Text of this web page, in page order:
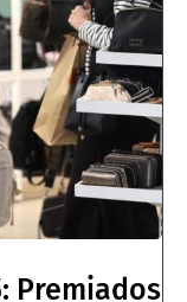
Premiados